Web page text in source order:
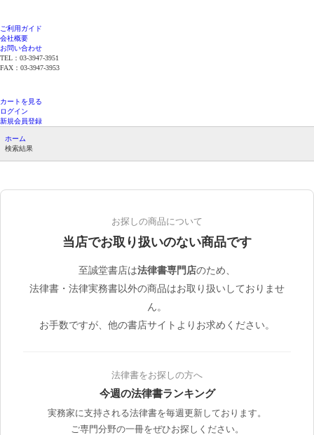
ご利用ガイド
会社概要
お問い合わせ
TEL：03-3947-3951
FAX：03-3947-3953
カートを見る
ログイン
新規会員登録
ホーム
検索結果
お探しの商品について
当店でお取り扱いのない商品です
至誠堂書店は法律書専門店のため、
法律書・法律実務書以外の商品はお取り扱いしておりませ
ん。
お手数ですが、他の書店サイトよりお求めください。
法律書をお探しの方へ
今週の法律書ランキング
実務家に支持される法律書を毎週更新しております。
ご専門分野の一冊をぜひお探しください。